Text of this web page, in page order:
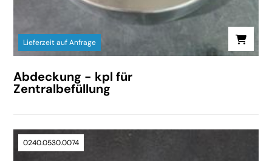
Lieferzeit auf Anfrage
Abdeckung - kpl für
Zentralbefüllung
0240.0530.0074